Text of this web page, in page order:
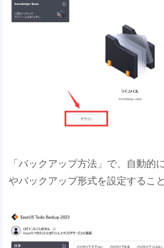
「バックアップ方法」で、自動的
やバックアップ形式を設定するこ